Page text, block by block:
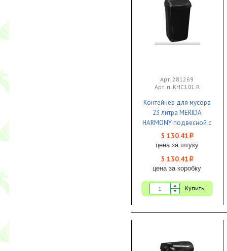
Арт. 281269
Арт. п. KHC101.R
Контейнер для мусора
23 литра MERIDA
HARMONY подвесной с
конусным отверстием
пластик черный 1/1
5 130.41 i
цена за штуку
5 130.41 i
цена за коробку
Купить